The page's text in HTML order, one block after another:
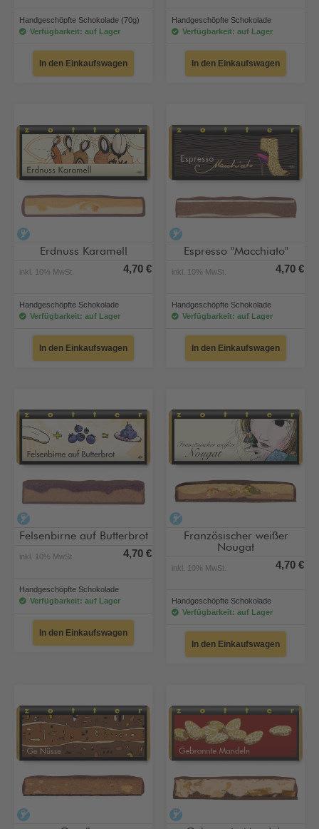
Handgeschöpfte Schokolade (70g)
Verfügbarkeit: auf Lager
In den Einkaufswagen
Handgeschöpfte Schokolade
Verfügbarkeit: auf Lager
In den Einkaufswagen
Erdnuss Karamell
inkl. 10% MwSt. 4,70 €
Handgeschöpfte Schokolade
Verfügbarkeit: auf Lager
In den Einkaufswagen
Espresso "Macchiato"
inkl. 10% MwSt. 4,70 €
Handgeschöpfte Schokolade
Verfügbarkeit: auf Lager
In den Einkaufswagen
Felsenbirne auf Butterbrot
inkl. 10% MwSt. 4,70 €
Handgeschöpfte Schokolade
Verfügbarkeit: auf Lager
In den Einkaufswagen
Französischer weißer
Nougat
inkl. 10% MwSt. 4,70 €
Handgeschöpfte Schokolade
Verfügbarkeit: auf Lager
In den Einkaufswagen